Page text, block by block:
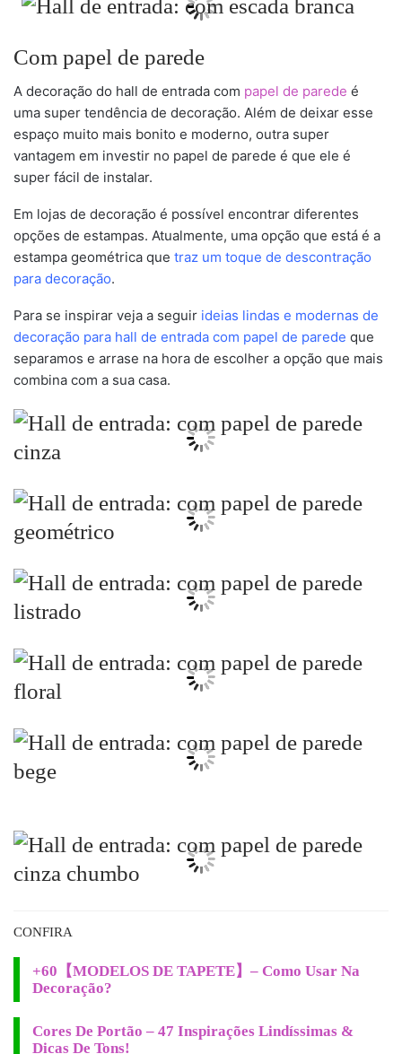
Com papel de parede
A decoração do hall de entrada com papel de parede é
uma super tendência de decoração. Além de deixar esse
espaço muito mais bonito e moderno, outra super
vantagem em investir no papel de parede é que ele é
super fácil de instalar.
Em lojas de decoração é possível encontrar diferentes
opções de estampas. Atualmente, uma opção que está é a
estampa geométrica que traz um toque de descontração
para decoração.
Para se inspirar veja a seguir ideias lindas e modernas de
decoração para hall de entrada com papel de parede que
separamos e arrase na hora de escolher a opção que mais
combina com a sua casa.
CONFIRA
+60【MODELOS DE TAPETE】– Como Usar Na
Decoração?
Cores De Portão – 47 Inspirações Lindíssimas &
Dicas De Tons!